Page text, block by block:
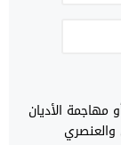
مهاجمة الأديان
والعنصري